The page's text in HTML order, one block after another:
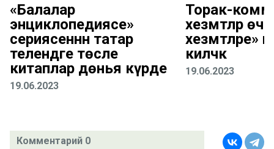
«Балалар
энциклопедиясе»
сериясеннән татар
телендәге төсле
китаплар дөнья күрде
19.06.2023
Торак-
хезмәтләр
хезмәтләре»
киләчәк
19.06.2023
Комментарий 0